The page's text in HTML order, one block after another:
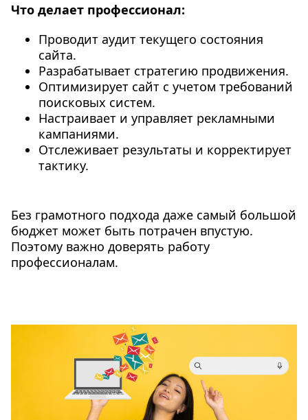
Что делает профессионал:
Проводит аудит текущего состояния
сайта.
Разрабатывает стратегию продвижения.
Оптимизирует сайт с учетом требований
поисковых систем.
Настраивает и управляет рекламными
кампаниями.
Отслеживает результаты и корректирует
тактику.
Без грамотного подхода даже самый большой
бюджет может быть потрачен впустую.
Поэтому важно доверять работу
профессионалам.